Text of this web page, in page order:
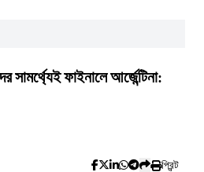
সামর্থ্যেই ফাইনালে আর্জেন্টিনা:
প্রিন্ট